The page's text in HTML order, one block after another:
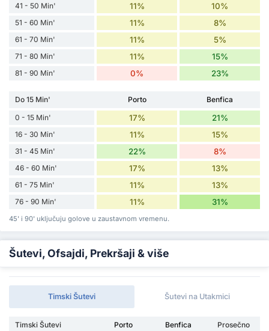
41 - 50 Min' 11% 10%
51 - 60 Min' 11% 8%
61 - 70 Min' 11% 5%
71 - 80 Min' 11% 15%
81 - 90 Min' 0% 23%
Do 15 Min' Porto
Benfica
0 - 15 Min'
17% 21%
16 - 30 Min' 11% 15%
31 - 45 Min' 22% 8%
46 - 60 Min' 17% 13%
61 - 75 Min' 11% 13%
76 - 90 Min' 11% 31%
45' i 90' uključuju golove u zaustavnom vremenu.
Šutevi, Ofsajdi, Prekršaji & više
Timski Šutevi Šutevi na Utakmici
Timski Šutevi Porto Benfica
Prosečno